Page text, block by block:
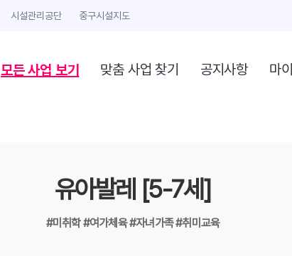
시설관리공단 중구시설지도
모든 사업 보기 맞춤 사업 찾기 공지사항 마
유아발레 [5-7세]
#미취학#여가체육#자녀가족#취미교육